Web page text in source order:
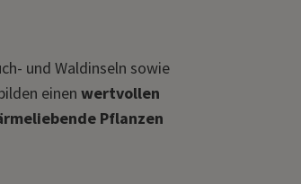
und Waldinseln sowie
einen wertvollen
Pflanzen